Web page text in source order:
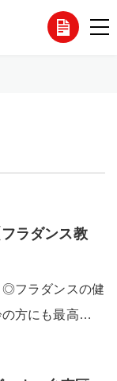
各
ラダンス教
◎フラダンスの健
の方にも最高…